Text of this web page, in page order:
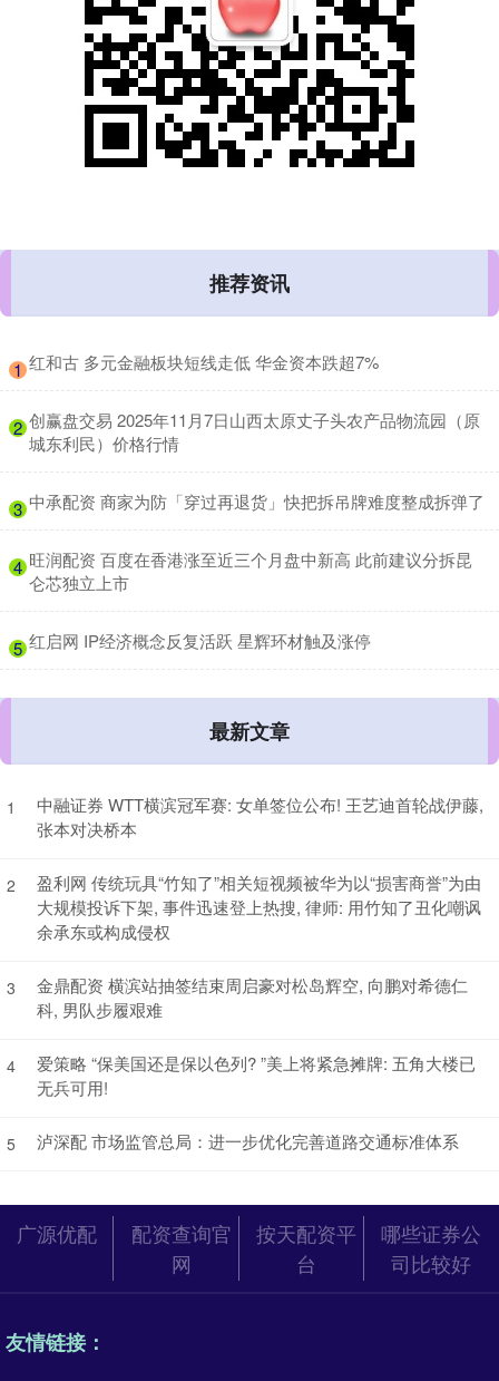
推荐资讯
1 ​红和古 多元金融板块短线走低 华金资本跌超7%
2 ​创赢盘交易 2025年11月7日山西太原丈子头农产品物流园（原
城东利民）价格行情
3 ​中承配资 商家为防「穿过再退货」快把拆吊牌难度整成拆弹了
4 ​旺润配资 百度在香港涨至近三个月盘中新高 此前建议分拆昆
仑芯独立上市
5 ​红启网 IP经济概念反复活跃 星辉环材触及涨停
最新文章
1
中融证券 WTT横滨冠军赛: 女单签位公布! 王艺迪首轮战伊藤,
张本对决桥本
2
盈利网 传统玩具“竹知了”相关短视频被华为以“损害商誉”为由
大规模投诉下架, 事件迅速登上热搜, 律师: 用竹知了丑化嘲讽
余承东或构成侵权
3
金鼎配资 横滨站抽签结束周启豪对松岛辉空, 向鹏对希德仁
科, 男队步履艰难
4
爱策略 “保美国还是保以色列? ”美上将紧急摊牌: 五角大楼已
无兵可用!
5 泸深配 市场监管总局：进一步优化完善道路交通标准体系
广源优配
配资查询官
网
按天配资平
台
哪些证券公
司比较好
友情链接：